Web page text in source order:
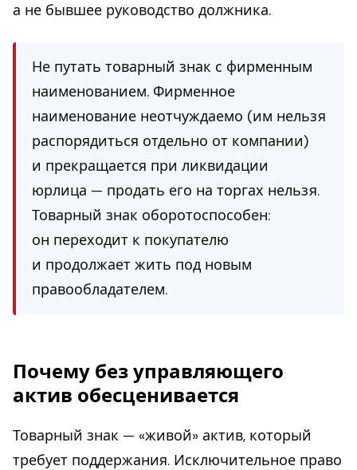
а не бывшее руководство должника.
Не путать товарный знак с фирменным
наименованием. Фирменное
наименование неотчуждаемо (им нельзя
распорядиться отдельно от компании)
и прекращается при ликвидации
юрлица — продать его на торгах нельзя.
Товарный знак оборотоспособен:
он переходит к покупателю
и продолжает жить под новым
правообладателем.
Почему без управляющего
актив обесценивается
Товарный знак — «живой» актив, который
требует поддержания. Исключительное право